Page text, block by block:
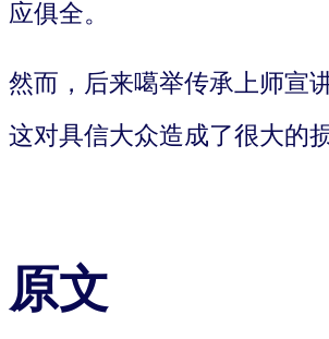
应俱全。
然而，后来噶举传承上师宣
这对具信大众造成了很大的
原文